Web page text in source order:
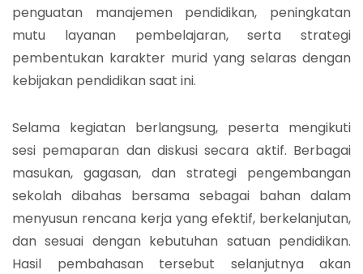
penguatan manajemen pendidikan, peningkatan
mutu layanan pembelajaran, serta strategi
pembentukan karakter murid yang selaras dengan
kebijakan pendidikan saat ini.
Selama kegiatan berlangsung, peserta mengikuti
sesi pemaparan dan diskusi secara aktif. Berbagai
masukan, gagasan, dan strategi pengembangan
sekolah dibahas bersama sebagai bahan dalam
menyusun rencana kerja yang efektif, berkelanjutan,
dan sesuai dengan kebutuhan satuan pendidikan.
Hasil pembahasan tersebut selanjutnya akan